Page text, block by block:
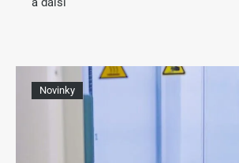
Novinky